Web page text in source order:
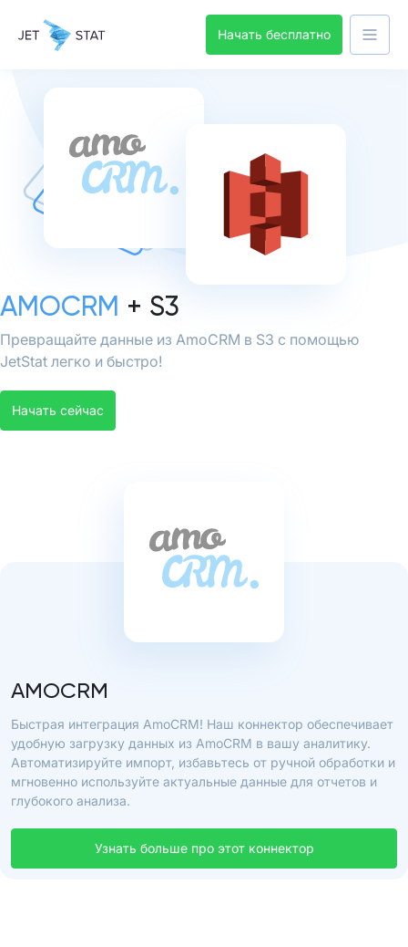
Начать бесплатно
AMOCRM + S3
Превращайте данные из AmoCRM в S3 с помощью
JetStat легко и быстро!
Начать сейчас
AMOCRM
Быстрая интеграция AmoCRM! Наш коннектор обеспечивает
удобную загрузку данных из AmoCRM в вашу аналитику.
Автоматизируйте импорт, избавьтесь от ручной обработки и
мгновенно используйте актуальные данные для отчетов и
глубокого анализа.
Узнать больше про этот коннектор